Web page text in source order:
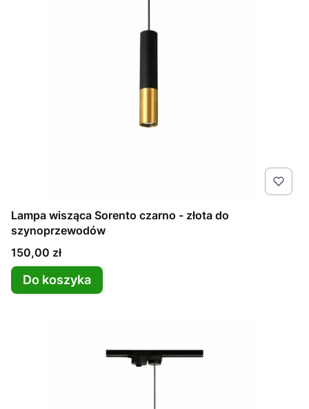
Lampa wisząca Sorento czarno - złota do
szynoprzewodów
Cena
150,00 zł
Do koszyka